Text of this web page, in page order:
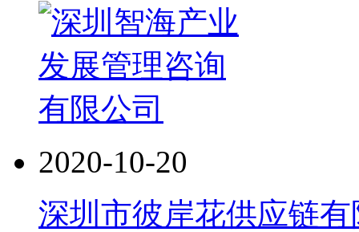
2020-10-20
深圳市彼岸花供应链